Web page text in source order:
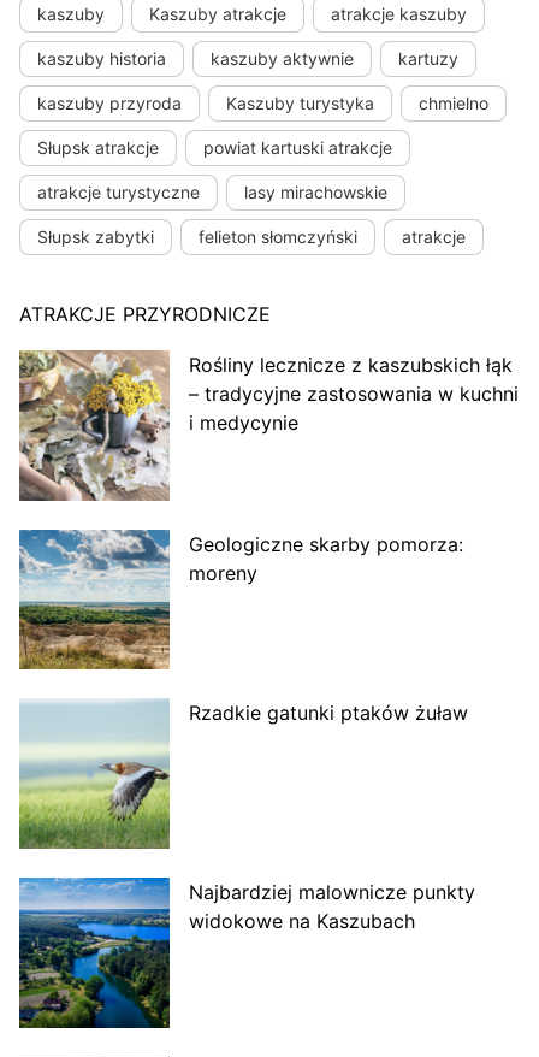
kaszuby Kaszuby atrakcje atrakcje kaszuby
kaszuby historia kaszuby aktywnie kartuzy
kaszuby przyroda Kaszuby turystyka chmielno
Słupsk atrakcje powiat kartuski atrakcje
atrakcje turystyczne lasy mirachowskie
Słupsk zabytki felieton słomczyński atrakcje
ATRAKCJE PRZYRODNICZE
Rośliny lecznicze z kaszubskich łąk
– tradycyjne zastosowania w kuchni
i medycynie
Geologiczne skarby pomorza:
moreny
Rzadkie gatunki ptaków żuław
Najbardziej malownicze punkty
widokowe na Kaszubach